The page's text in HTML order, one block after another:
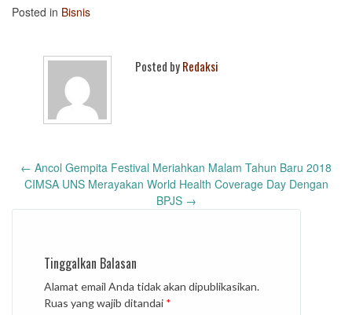
Posted in Bisnis
Posted byRedaksi
Post
navigation
← Ancol Gempita Festival Meriahkan Malam Tahun Baru 2018
CIMSA UNS Merayakan World Health Coverage Day Dengan
BPJS →
Tinggalkan Balasan
Alamat email Anda tidak akan dipublikasikan.
Ruas yang wajib ditandai *